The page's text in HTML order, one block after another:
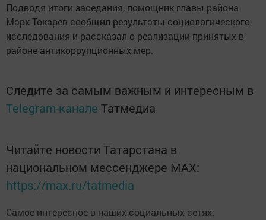
Подводя итоги заседания, помощник главы района
Марк Токарев сообщил результаты социологического
исследования и рассказал о реализации принятых в
районе антикоррупционных мер.
Следите за самым важным и интересным в
Telegram-канале Татмедиа
Читайте новости Татарстана в
национальном мессенджере MАХ:
https://max.ru/tatmedia
Самое интересное в наших социальных сетях: